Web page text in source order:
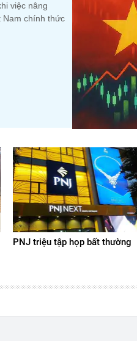
việc nâng
Nam chính thức
PNJ triệu tập họp bất thường